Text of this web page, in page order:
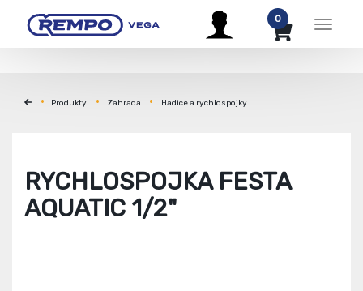
Menu
0
Produkty Zahrada Hadice a rychlospojky
RYCHLOSPOJKA FESTA
AQUATIC 1/2"